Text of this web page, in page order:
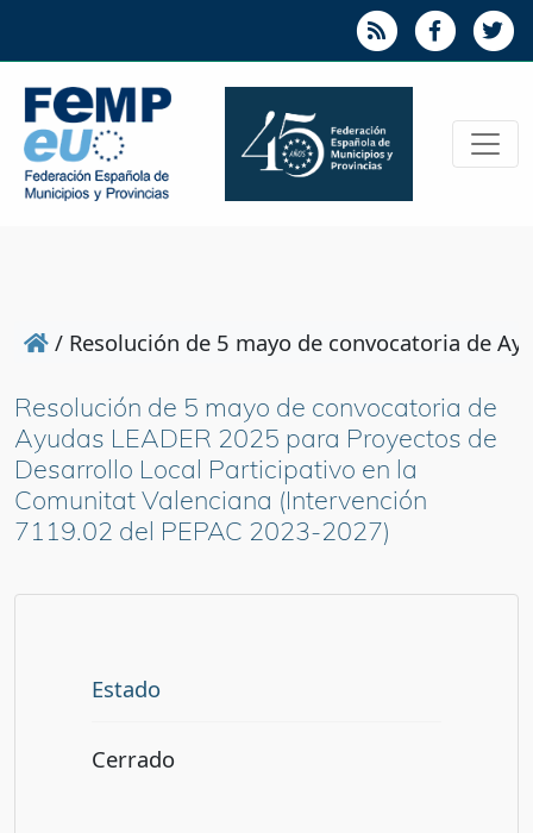
/ Resolución de 5 mayo de convocatoria de
Resolución de 5 mayo de convocatoria de
Ayudas LEADER 2025 para Proyectos de
Desarrollo Local Participativo en la
Comunitat Valenciana (Intervención
7119.02 del PEPAC 2023-2027)
Estado
Cerrado